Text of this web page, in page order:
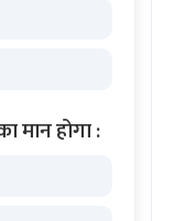
मान होगा :